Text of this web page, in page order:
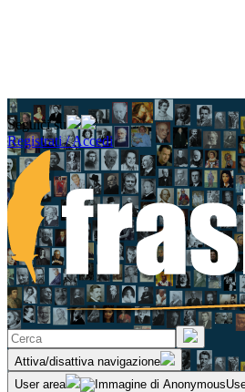
Seguici su
Registrati / Accedi
Attiva/disattiva navigazione
User area